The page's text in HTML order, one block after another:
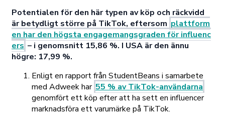
Potentialen för den här typen av köp och räckvidd
är betydligt större på TikTok, eftersom plattform
en har den högsta engagemangsgraden för influenc
ers – i genomsnitt 15,86 %. I USA är den ännu
högre: 17,99 %.
Enligt en rapport från StudentBeans i samarbete
med Adweek har 55 % av TikTok-användarna
genomfört ett köp efter att ha sett en influencer
marknadsföra ett varumärke på TikTok.